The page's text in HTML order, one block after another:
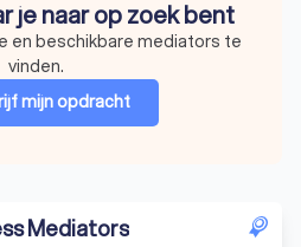
je naar op zoek bent
en beschikbare mediators te
vinden.
mijn opdracht
Mediators